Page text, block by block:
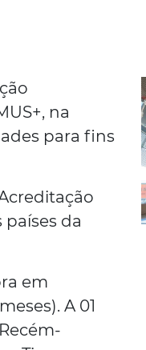
na
para fins
da
em
A 01